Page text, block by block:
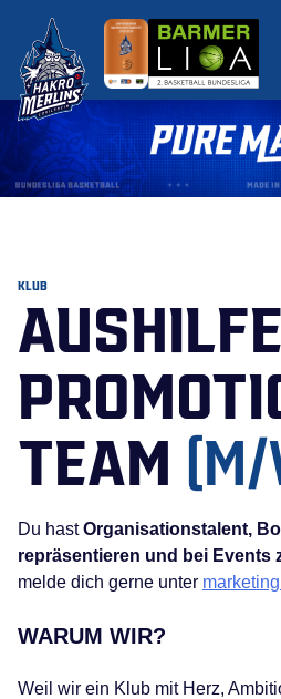
content
KLUB
TEAM
Du hastOrganisationstalent,
repräsentieren und bei Events
melde dich gerne unter
WARUM WIR?
Weil wir ein Klub mit Herz,